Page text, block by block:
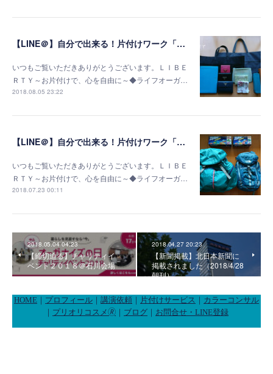
【LINE＠】自分で出来る！片付けワーク「バッグの中の収納編」
いつもご覧いただきありがとうございます。ＬＩＢＥ
ＲＴＹ～お片付けで、心を自由に～◆ライフオーガ…
2018.08.05 23:22
【LINE＠】自分で出来る！片付けワーク「宿泊学習荷造り編」
いつもご覧いただきありがとうございます。ＬＩＢＥ
ＲＴＹ～お片付けで、心を自由に～◆ライフオーガ…
2018.07.23 00:11
2018.05.04 04:23
【締切迫る】チャリティイ
ベント２０１８＠石川会場
2018.04.27 20:23
【新聞掲載】北日本新聞に
掲載されました（2018/4/28
朝刊）